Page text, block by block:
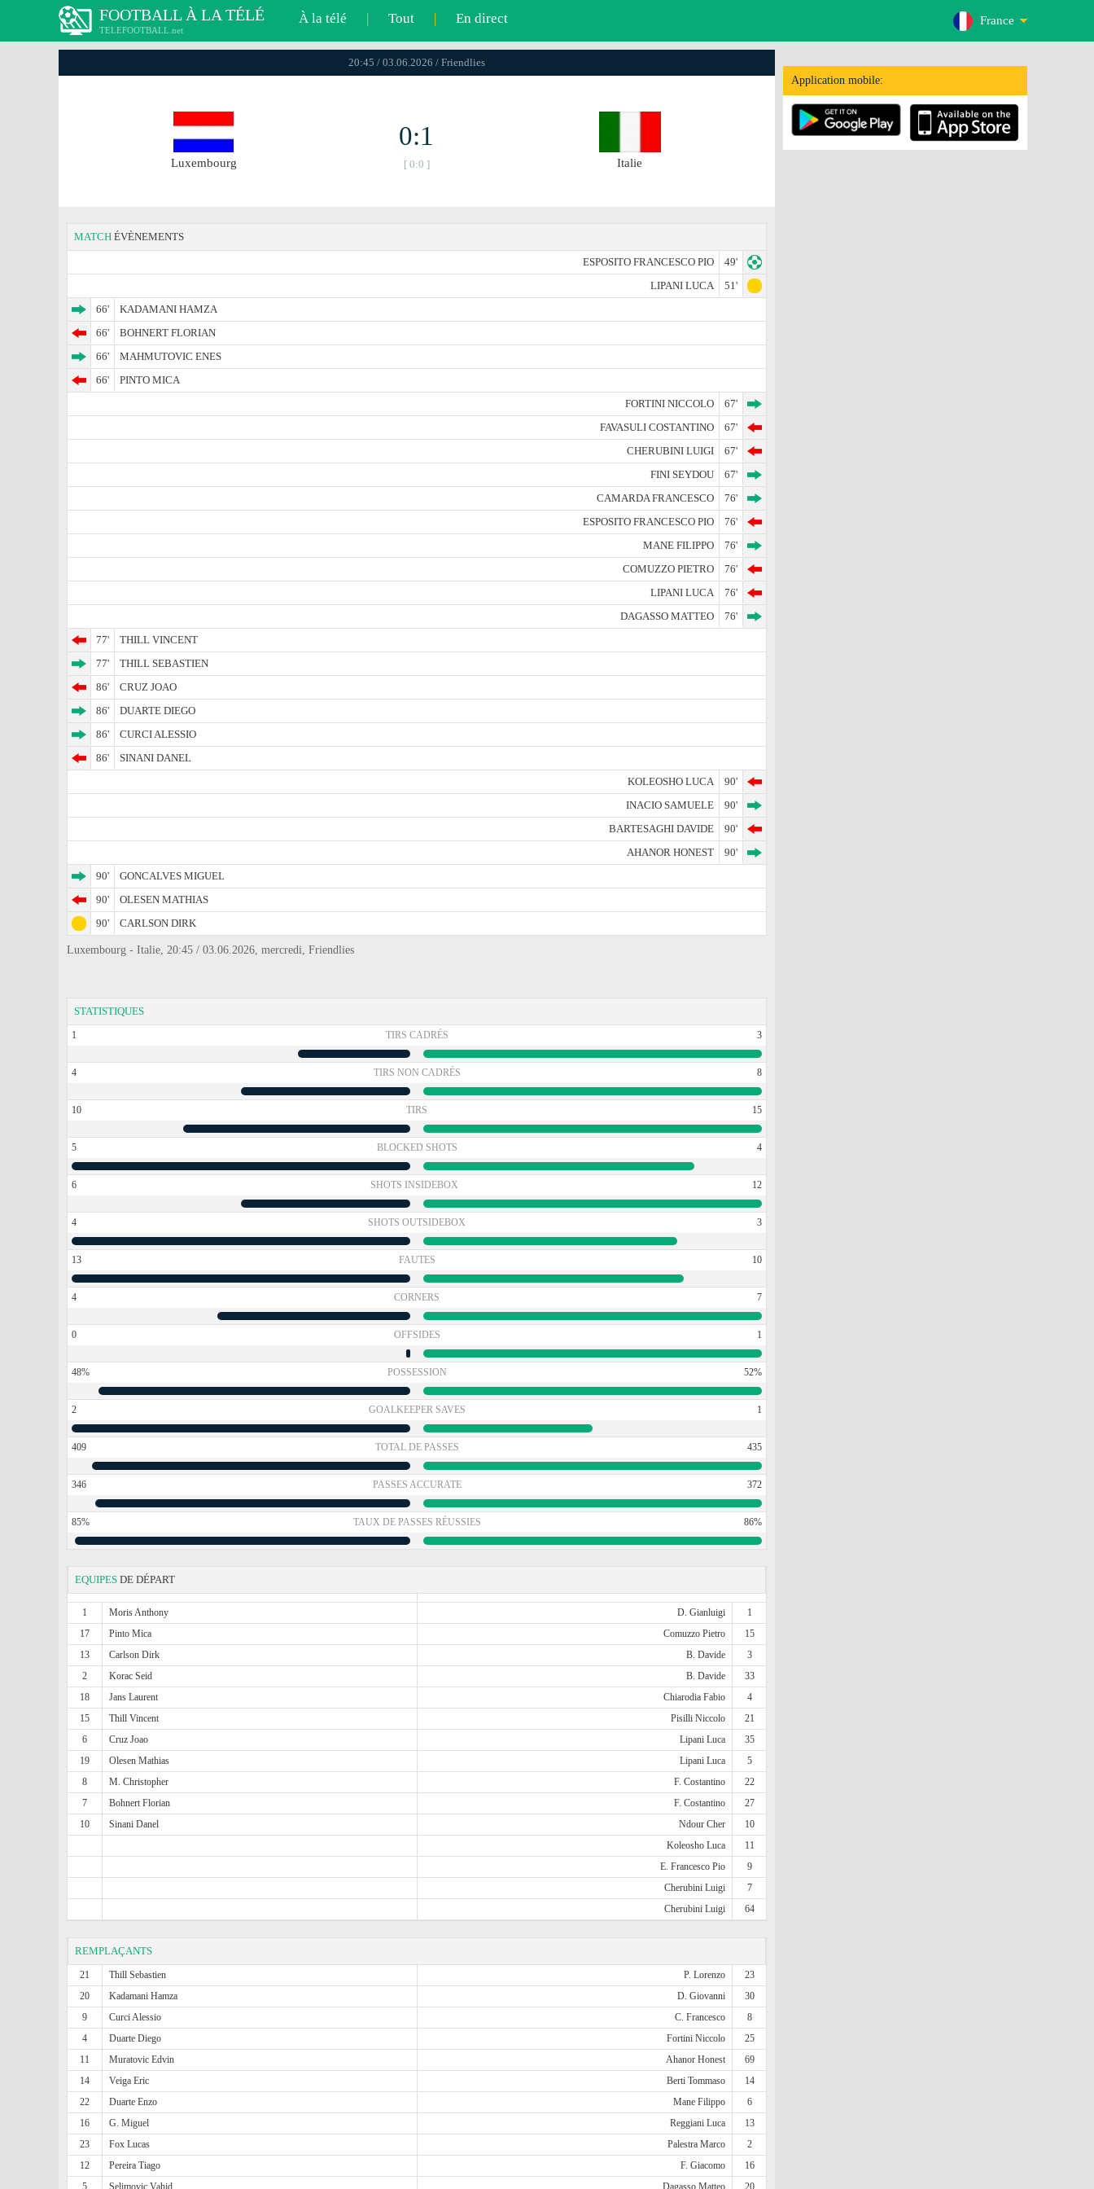
FOOTBALL À LA TÉLÉ
TELEFOOTBALL.net
À la télé | Tout | En direct France
Application mobile:
20:45 / 03.06.2026 / Friendlies
Luxembourg
0:1
[ 0:0 ] Italie
MATCH ÉVÈNEMENTS
ESPOSITO FRANCESCO PIO
49'
LIPANI LUCA
51'
66'
KADAMANI HAMZA
66'
BOHNERT FLORIAN
66'
MAHMUTOVIC ENES
66'
PINTO MICA
FORTINI NICCOLO
67'
FAVASULI COSTANTINO
67'
CHERUBINI LUIGI
67'
FINI SEYDOU
67'
CAMARDA FRANCESCO
76'
ESPOSITO FRANCESCO PIO
76'
MANE FILIPPO
76'
COMUZZO PIETRO
76'
LIPANI LUCA
76'
DAGASSO MATTEO
76'
77'
THILL VINCENT
77'
THILL SEBASTIEN
86'
CRUZ JOAO
86'
DUARTE DIEGO
86'
CURCI ALESSIO
86'
SINANI DANEL
KOLEOSHO LUCA
90'
INACIO SAMUELE
90'
BARTESAGHI DAVIDE
90'
AHANOR HONEST
90'
90'
GONCALVES MIGUEL
90'
OLESEN MATHIAS
90'
CARLSON DIRK
Luxembourg - Italie, 20:45 / 03.06.2026, mercredi, Friendlies
STATISTIQUES
1 TIRS CADRÉS 3
4 TIRS NON CADRÉS 8
10 TIRS 15
5 BLOCKED SHOTS 4
6 SHOTS INSIDEBOX 12
4 SHOTS OUTSIDEBOX 3
13 FAUTES 10
4 CORNERS 7
0 OFFSIDES 1
48% POSSESSION 52%
2 GOALKEEPER SAVES 1
409 TOTAL DE PASSES 435
346 PASSES ACCURATE 372
85% TAUX DE PASSES RÉUSSIES 86%
EQUIPES DE DÉPART
1 Moris Anthony D. Gianluigi
1
17
Pinto Mica Comuzzo Pietro
15
13
Carlson Dirk B. Davide
3
2
Korac Seid B. Davide
33
18
Jans Laurent Chiarodia Fabio
4
15
Thill Vincent Pisilli Niccolo
21
6
Cruz Joao Lipani Luca
35
19
Olesen Mathias Lipani Luca
5
8
M. Christopher F. Costantino
22
7
Bohnert Florian F. Costantino
27
10
Sinani Danel Ndour Cher
10
Koleosho Luca
11
E. Francesco Pio
9
Cherubini Luigi
7
Cherubini Luigi
64
REMPLAÇANTS
21 Thill Sebastien P. Lorenzo
23
20
Kadamani Hamza D. Giovanni
30
9
Curci Alessio C. Francesco
8
4
Duarte Diego Fortini Niccolo
25
11
Muratovic Edvin Ahanor Honest
69
14
Veiga Eric Berti Tommaso
14
22
Duarte Enzo Mane Filippo
6
16
G. Miguel Reggiani Luca
13
23
Fox Lucas Palestra Marco
2
12
Pereira Tiago F. Giacomo
16
5
Selimovic Vahid Dagasso Matteo
20